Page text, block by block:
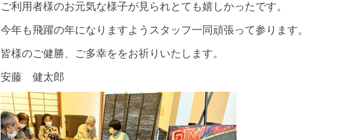
ご利用者様のお元気な様子が見られとても嬉しかったです。
今年も飛躍の年になりますようスタッフ一同頑張って参ります。
皆様のご健勝、ご多幸ををお祈りいたします。
安藤 健太郎